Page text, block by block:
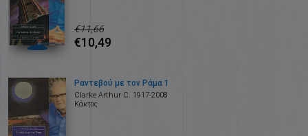
€11,66
€10,49
Ραντεβού με τον Ράμα 1
Clarke Arthur C. 1917-2008
Κάκτος